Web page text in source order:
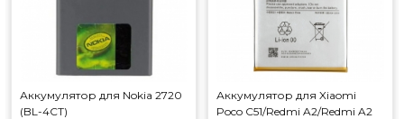
Аккумулятор для Nokia 2720
(BL-4CT)
Аккумулятор для Xiaomi
Poco C51/Redmi A2/Redmi A2